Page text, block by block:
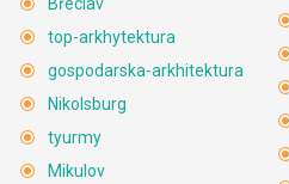
top-arkhytektura
gospodarska-arkhitektura
Nikolsburg
tyurmy
Mikulov